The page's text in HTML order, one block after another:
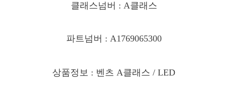
클래스넘버 : A클래스
파트넘버 : A1769065300
상품정보 : 벤츠 A클래스 / LED